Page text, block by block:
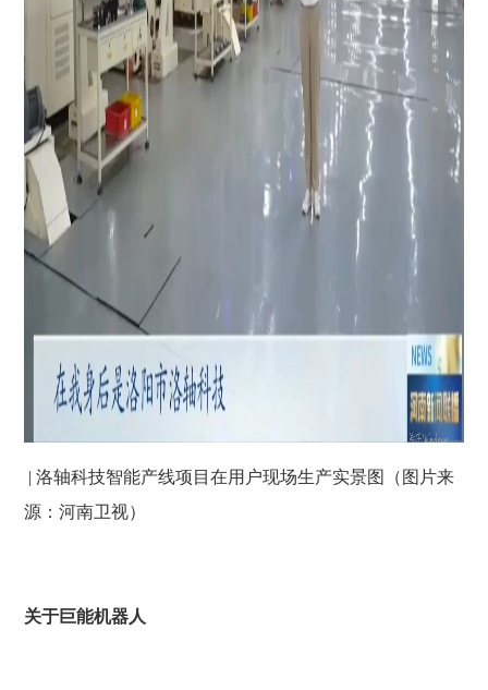
| 洛轴科技智能产线项目在用户现场生产实景图（图片来
源：河南卫视）
关于巨能机器人